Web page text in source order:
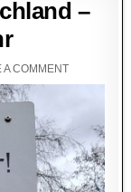
–
A COMMENT